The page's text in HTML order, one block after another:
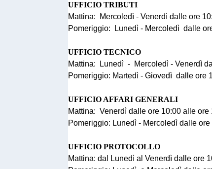
UFFICIO TRIBUTI
Mattina: Mercoledì - Venerdì dalle ore
Pomeriggio: Lunedì - Mercoledì dalle
UFFICIO TECNICO
Mattina: Lunedì - Mercoledì - Venerdì
Pomeriggio: Martedì - Giovedì dalle ore
UFFICIO AFFARI GENERALI
Mattina: Venerdì dalle ore 10:00 alle ore
Pomeriggio: Lunedì - Mercoledì dalle
UFFICIO PROTOCOLLO
Mattina: dal Lunedì al Venerdì dalle ore